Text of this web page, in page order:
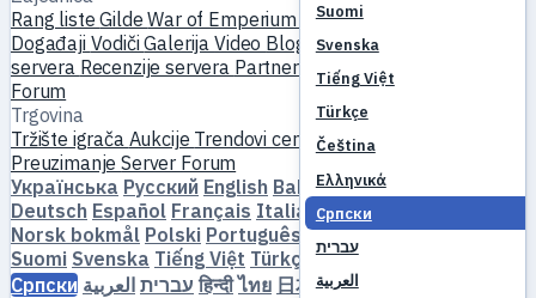
Suomi
Svenska
Tiếng Việt
Türkçe
Čeština
Ελληνικά
Српски
עברית
العربية
Rang listeGildeWar of Emperium Profili igrača
Događaji VodičiGalerijaVideo BlogoviKlubovi
servera Recenzije servera Partneri
Forum
Trgovina
Tržište igrača Aukcije Trendovi cenaEkonomija
PreuzimanjeServer Forum
Українська Русский English Bahasa Indonesia
Deutsch Español Français Italiano Magyar
Norsk bokmål Polski Português Română Slovenčina
Suomi Svenska Tiếng Việt Türkçe Čeština
Српски
עברית العربية हिन्दी ไทย 日本語 简体中文